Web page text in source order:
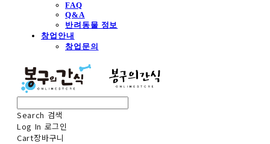
FAQ
Q&A
반려동물 정보
창업안내
창업문의
Search 검색
Log In 로그인
Cart장바구니